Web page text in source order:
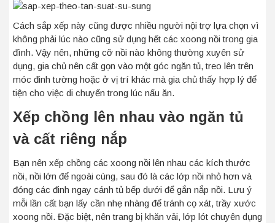
Cách sắp xếp này cũng được nhiều người nội trợ lựa chọn vì
không phải lúc nào cũng sử dụng hết các xoong nồi trong gia
đình. Vậy nên, những cỡ nồi nào không thường xuyên sử
dụng, gia chủ nên cất gọn vào một góc ngăn tủ, treo lên trên
móc đinh tường hoặc ở vị trí khác mà gia chủ thấy hợp lý để
tiện cho việc di chuyển trong lúc nấu ăn.
Xếp chồng lên nhau vào ngăn tủ
và cất riêng nắp
Bạn nên xếp chồng các xoong nồi lên nhau các kích thước
nồi, nồi lớn để ngoài cùng, sau đó là các lớp nồi nhỏ hơn và
đóng các đinh ngay cánh tủ bếp dưới để gắn nắp nồi. Lưu ý
mỗi lần cất bạn lấy cần nhẹ nhàng để tránh cọ xát, trầy xước
xoong nồi. Đặc biệt, nên trang bị khăn vải, lớp lót chuyên dụng